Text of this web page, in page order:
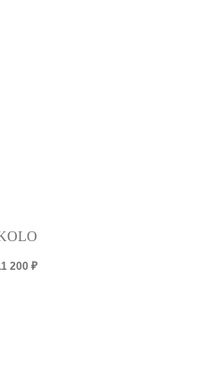
200 ₽